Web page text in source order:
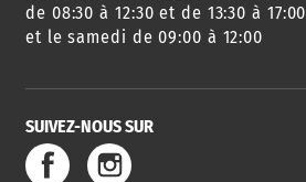
de 08:30 à 12:30 et de 13:30 à 17:00
et le samedi de 09:00 à 12:00
SUIVEZ-NOUS SUR